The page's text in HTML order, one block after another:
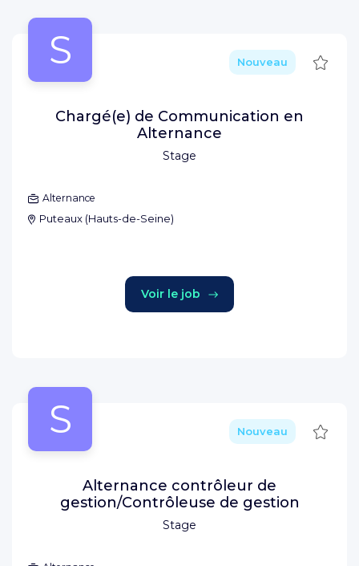
S
Stage
Nouveau
Chargé(e) de Communication en
Alternance
Alternance
Puteaux (Hauts-de-Seine)
Voir le job
S
Stage
Nouveau
Alternance contrôleur de
gestion/Contrôleuse de gestion